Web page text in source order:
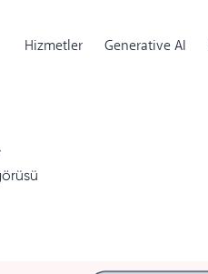
Hizmetler Generative AI